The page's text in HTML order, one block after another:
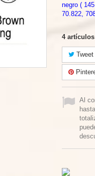
negro (
70.822,
4 artículos
Tweet
Al
hasta